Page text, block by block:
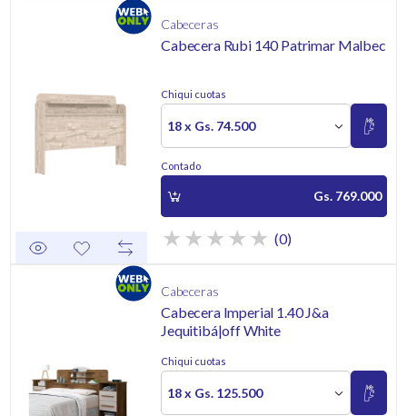
Cabeceras
Cabecera Rubi 140 Patrimar Malbec
Chiqui cuotas
18 x Gs. 74.500
Contado
Gs. 769.000
(0)
Cabeceras
Cabecera Imperial 1.40 J&a
Jequitibá|off White
Chiqui cuotas
18 x Gs. 125.500